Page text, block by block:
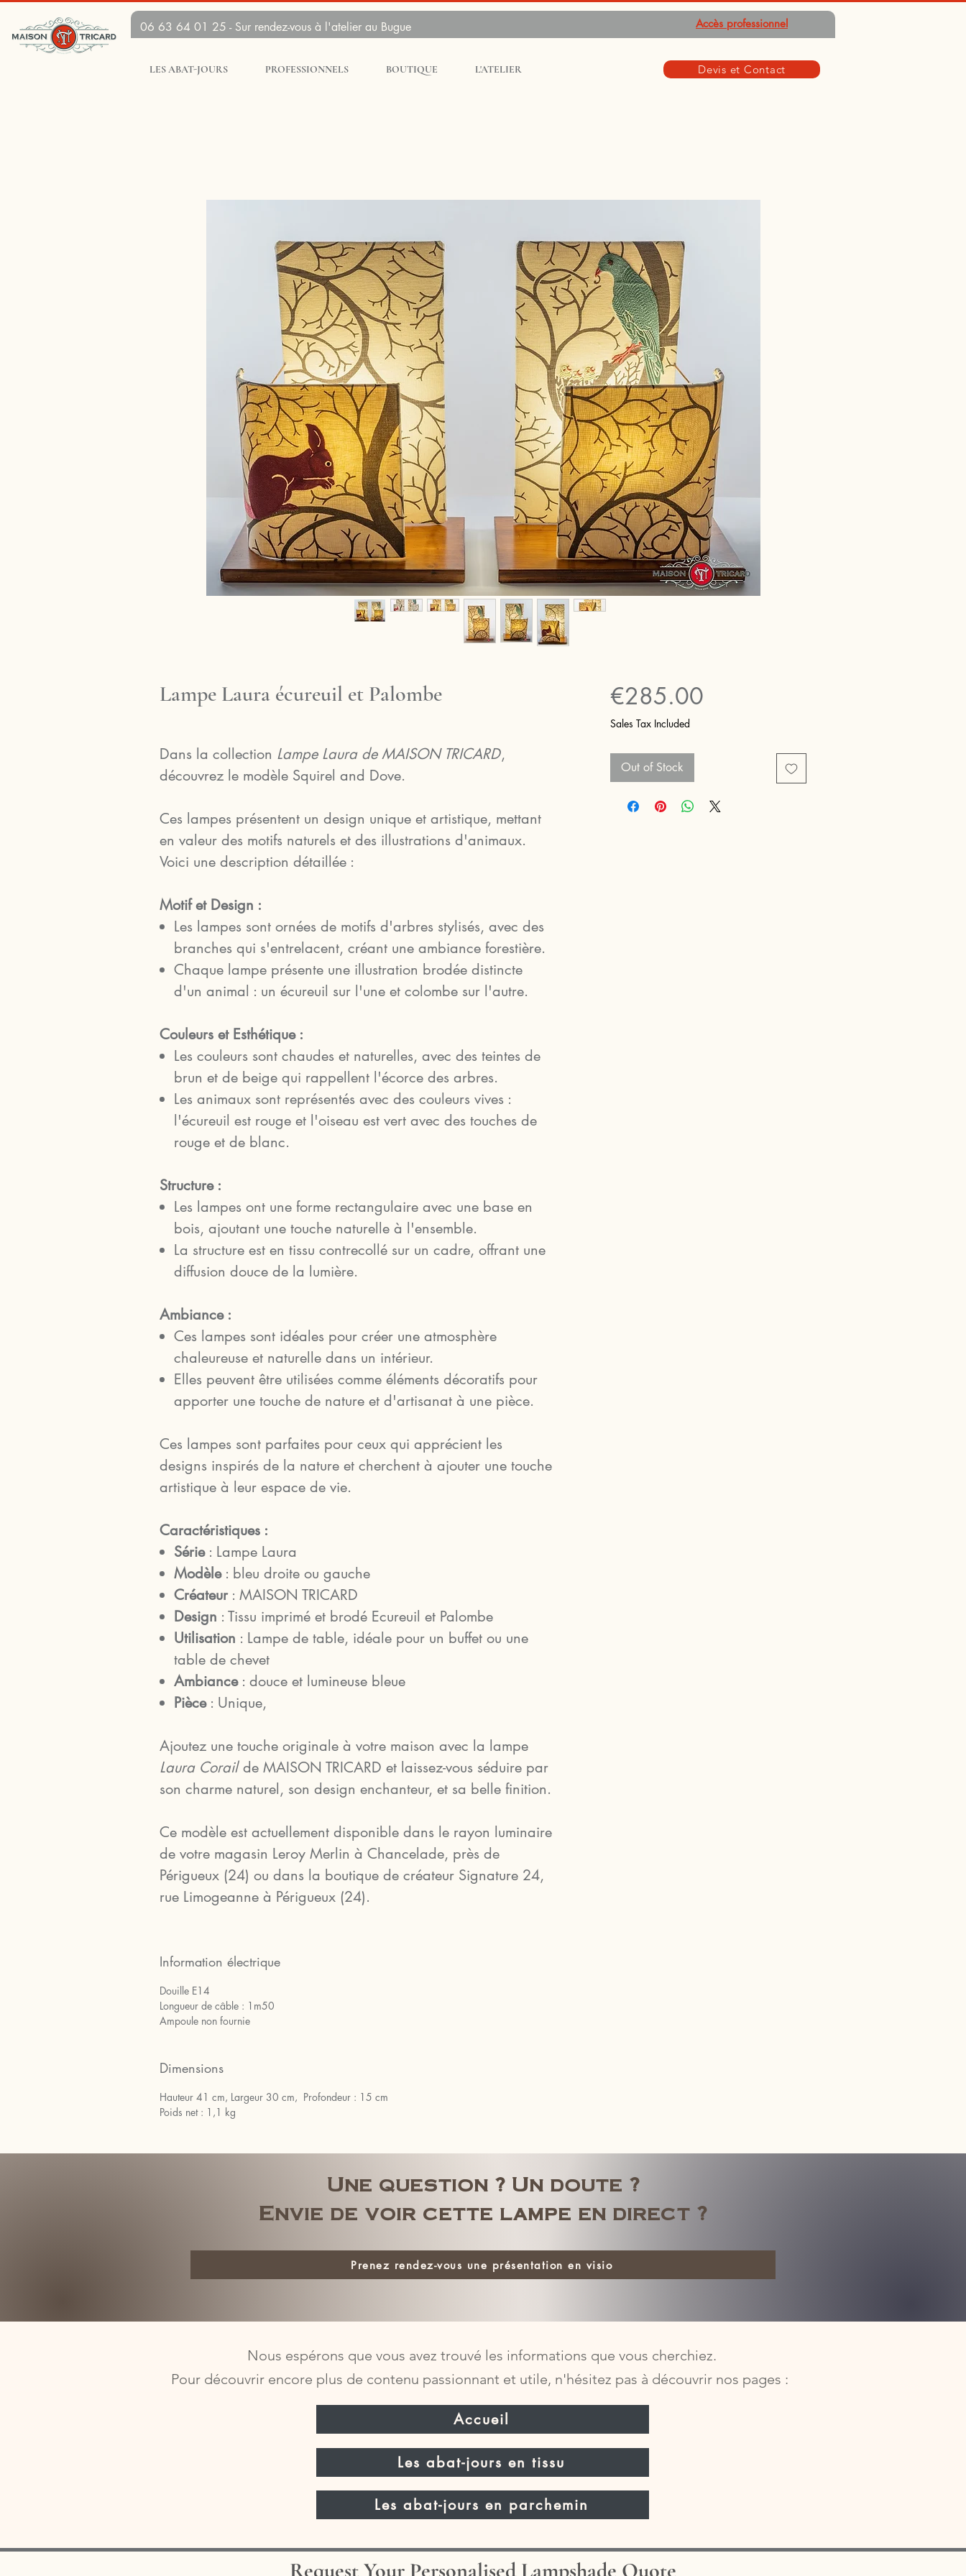
06 63 64 01 25 - Sur rendez-vous à l'atelier au Bugue Accès professionnel
LES ABAT-JOURS PROFESSIONNELS BOUTIQUE L'ATELIER Devis et Contact
Lampe Laura écureuil et Palombe
Dans la collection Lampe Laura de MAISON TRICARD,
découvrez le modèle Squirel and Dove.
Ces lampes présentent un design unique et artistique, mettant
en valeur des motifs naturels et des illustrations d'animaux.
Voici une description détaillée :
Motif et Design :
Les lampes sont ornées de motifs d'arbres stylisés, avec des
branches qui s'entrelacent, créant une ambiance forestière.
Chaque lampe présente une illustration brodée distincte
d'un animal : un écureuil sur l'une et colombe sur l'autre.
Couleurs et Esthétique :
Les couleurs sont chaudes et naturelles, avec des teintes de
brun et de beige qui rappellent l'écorce des arbres.
Les animaux sont représentés avec des couleurs vives :
l'écureuil est rouge et l'oiseau est vert avec des touches de
rouge et de blanc.
Structure :
Les lampes ont une forme rectangulaire avec une base en
bois, ajoutant une touche naturelle à l'ensemble.
La structure est en tissu contrecollé sur un cadre, offrant une
diffusion douce de la lumière.
Ambiance :
Ces lampes sont idéales pour créer une atmosphère
chaleureuse et naturelle dans un intérieur.
Elles peuvent être utilisées comme éléments décoratifs pour
apporter une touche de nature et d'artisanat à une pièce.
Ces lampes sont parfaites pour ceux qui apprécient les
designs inspirés de la nature et cherchent à ajouter une touche
artistique à leur espace de vie.
Caractéristiques :
Série: Lampe Laura
Modèle: bleu droite ou gauche
Créateur: MAISON TRICARD
Design : Tissu imprimé et brodé Ecureuil et Palombe
Utilisation : Lampe de table, idéale pour un buffet ou une
table de chevet
Ambiance: douce et lumineuse bleue
Pièce: Unique,
Ajoutez une touche originale à votre maison avec la lampe
Laura Corailde MAISON TRICARD et laissez-vous séduire par
son charme naturel, son design enchanteur, et sa belle finition.
Ce modèle est actuellement disponible dans le rayon luminaire
de votre magasin Leroy Merlin à Chancelade, près de
Périgueux (24) ou dans la boutique de créateur Signature 24,
rue Limogeanne à Périgueux (24).
Information électrique
Douille E14
Longueur de câble : 1m50
Ampoule non fournie
Dimensions
Hauteur 41 cm, Largeur 30 cm, Profondeur : 15 cm
Poids net : 1,1 kg
€285.00Price
Sales Tax Included
Out of Stock
Une question ? Un doute ?
Envie de voir cette lampe en direct ?
Prenez rendez-vous une présentation en visio
Nous espérons que vous avez trouvé les informations que vous cherchiez.
Pour découvrir encore plus de contenu passionnant et utile, n'hésitez pas à découvrir nos pages :
Accueil
Les abat-jours en tissu
Les abat-jours en parchemin
Request Your Personalised Lampshade Quote